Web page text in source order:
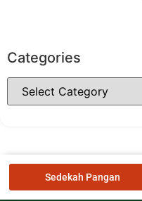
Categories
Sedekah Pangan